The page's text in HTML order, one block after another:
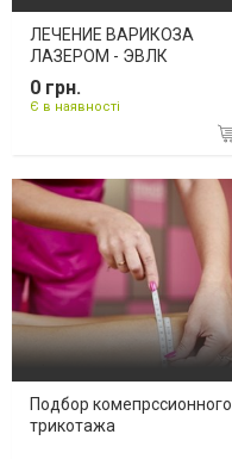
ЛЕЧЕНИЕ ВАРИКОЗА
ЛАЗЕРОМ - ЭВЛК
0 грн.
Є в наявності
Подбор комепрссионного
трикотажа